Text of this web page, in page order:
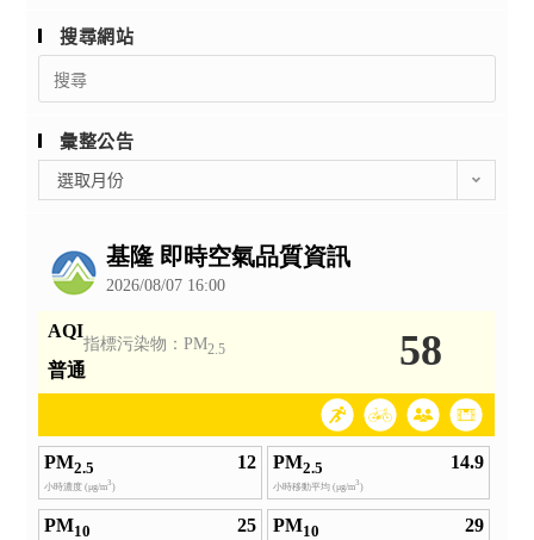
搜尋網站
Search
for:
彙整公告
整
選取月份